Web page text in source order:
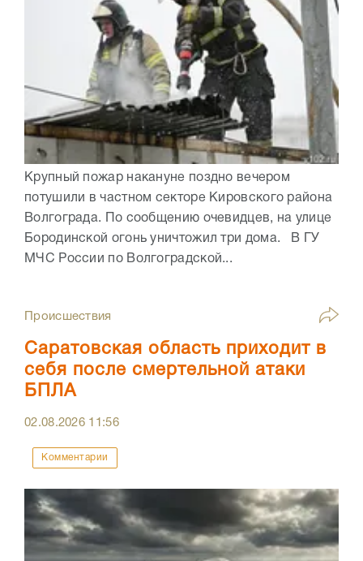
Крупный пожар накануне поздно вечером
потушили в частном секторе Кировского района
Волгограда. По сообщению очевидцев, на улице
Бородинской огонь уничтожил три дома. В ГУ
МЧС России по Волгоградской...
Происшествия
Саратовская область приходит в
себя после смертельной атаки
БПЛА
02.08.2026 11:56
Комментарии